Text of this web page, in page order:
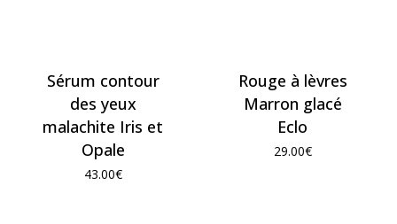
Sérum contour
des yeux
malachite Iris et
Opale
43.00€
Rouge à lèvres
Marron glacé
Eclo
29.00€